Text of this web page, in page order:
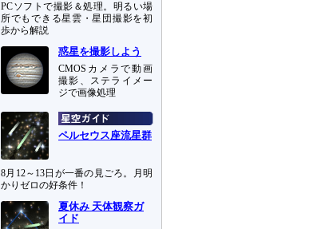
PCソフトで撮影＆処理。明るい場
所でもできる星雲・星団撮影を初
歩から解説
惑星を撮影しよう
CMOSカメラで動画
撮影、ステライメー
ジで画像処理
ペルセウス座流星群
8月12～13日が一番の見ごろ。月明
かりゼロの好条件！
夏休み 天体観察ガ
イド